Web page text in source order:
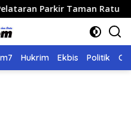
Ratu Safiatuddin
Hukrim Ekbis Politik